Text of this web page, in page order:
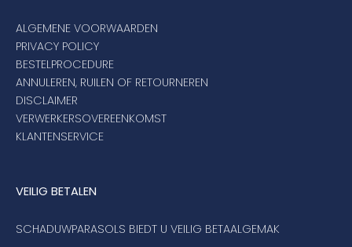
ALGEMENE VOORWAARDEN
PRIVACY POLICY
BESTELPROCEDURE
ANNULEREN, RUILEN OF RETOURNEREN
DISCLAIMER
VERWERKERSOVEREENKOMST
KLANTENSERVICE
VEILIG BETALEN
SCHADUWPARASOLS BIEDT U VEILIG BETAALGEMAK